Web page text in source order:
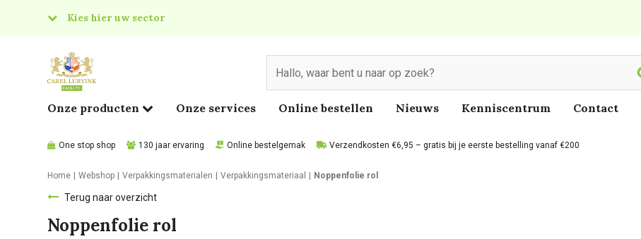
Kies hier uw sector
Food
Onze producten Onze services Online bestellen Nieuws Kenniscentrum Contact
One stop shop 130 jaar ervaring Online bestelgemak Verzendkosten €6,95 – gratis bij je eerste bestelling vanaf €200
Home Webshop Verpakkingsmaterialen Verpakkingsmateriaal Noppenfolie rol
Terug naar overzicht
Noppenfolie rol